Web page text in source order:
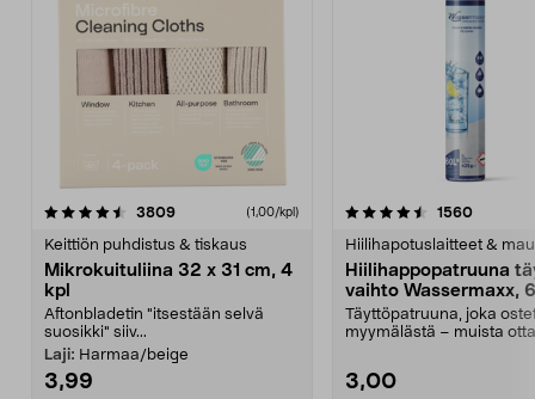
3809arvostelut (1,00/kpl)
Keittiön puhdistus & tiskaus
Mikrokuituliina 32 x 31 cm, 4
kpl
Aftonbladetin "itsestään selvä
suosikki" siiv...
Laji: Harmaa/beige
3,99
4.5viidestä
1560
Hiilihapotuslaitteet &
Hiilihappopatruuna
vaihto Wassermaxx,
Täyttöpatruuna, joka
myymälästä – muista
3,00
4.5viidestä